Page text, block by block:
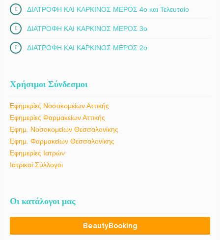
ΔΙΑΤΡΟΦΗ ΚΑΙ ΚΑΡΚΙΝΟΣ ΜΕΡΟΣ 4ο και Τελευταίο
ΔΙΑΤΡΟΦΗ ΚΑΙ ΚΑΡΚΙΝΟΣ ΜΕΡΟΣ 3ο
ΔΙΑΤΡΟΦΗ ΚΑΙ ΚΑΡΚΙΝΟΣ ΜΕΡΟΣ 2ο
Χρήσιμοι Σύνδεσμοι
Εφημερίες Νοσοκομείων Αττικής
Εφημερίες Φαρμακείων Αττικής
Εφημ. Νοσοκομείων Θεσσαλονίκης
Εφημ. Φαρμακείων Θεσσαλονίκης
Εφημερίες Ιατρών
Ιατρικοί Σύλλογοι
Οι κατάλογοι μας
BeautyBooking